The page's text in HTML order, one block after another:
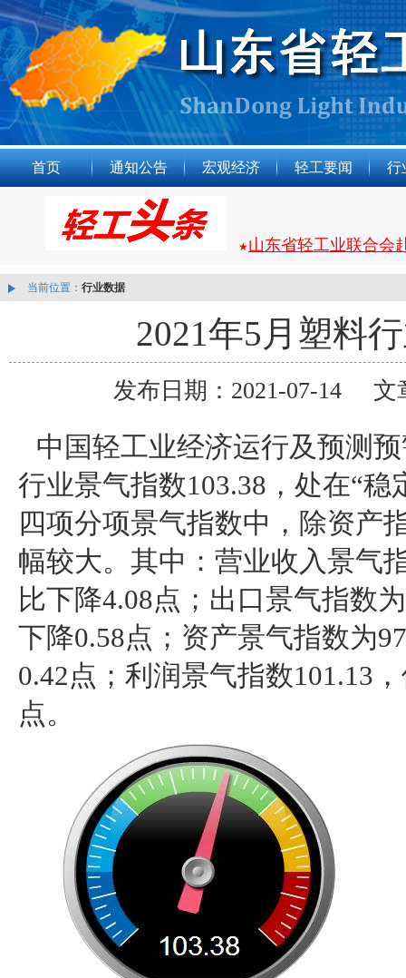
首页 通知公告 宏观经济 轻工要闻 行
★山东省轻工业联合会
当前位置： 行业数据
2021年5月塑料
发布日期：2021-07-14 文
中国轻工业经济运行及预测
行业景气指数103.38，处在“
四项分项景气指数中，除资产
幅较大。其中：营业收入景气
比下降4.08点；出口景气指数
下降0.58点；资产景气指数为
0.42点；利润景气指数101.13
点。